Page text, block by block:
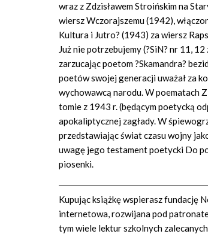
wraz z Zdzisławem Stroińskim na
wiersz Wczorajszemu (1942),
Kultura i Jutro? (1943) za wiersz
Już nie potrzebujemy (?SiN? nr 11,
zarzucając poetom ?Skamandra?
poetów swojej generacji uważał za
wychowawcą narodu. W poematach
tomie z 1943 r. (będącym poetycką
apokaliptycznej zagłady. W
przedstawiając świat czasu wojny
uwagę jego testament poetycki Do
piosenki.
Kupując książkę wspierasz fundację
internetowa, rozwijana pod
tym wiele lektur szkolnych